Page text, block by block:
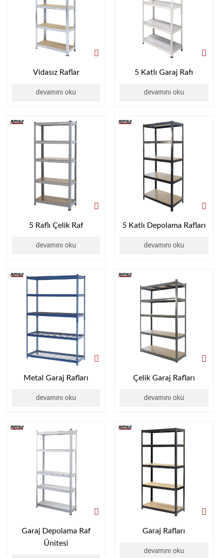
Vidasız Raflar
devamını oku
5 Katlı Garaj Rafı
devamını oku
5 Raflı Çelik Raf
devamını oku
5 Katlı Depolama Rafları
devamını oku
Metal Garaj Rafları
devamını oku
Çelik Garaj Rafları
devamını oku
Garaj Depolama Raf
Ünitesi
Garaj Rafları
devamını oku